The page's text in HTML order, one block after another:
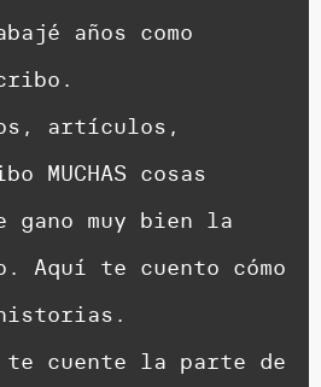
años como
artículos,
MUCHAS cosas
gano muy bien la
Aquí te cuento cómo
te cuente la parte de